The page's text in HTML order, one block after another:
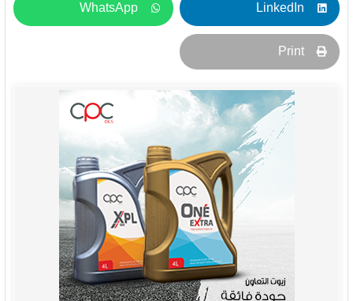
LinkedIn
WhatsApp
Print